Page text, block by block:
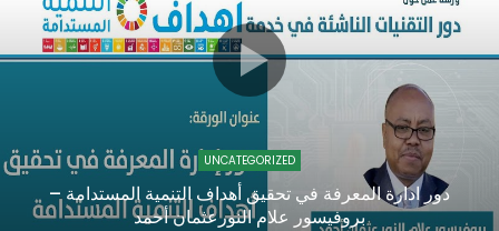
UNCATEGORIZED
دور ادارة المعرفة في تحقيق أهداف التنمية المستدامة –
بروفيسور علام النورعثمان أحمد